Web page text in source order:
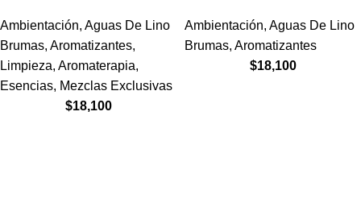
Ambientación, Aguas De Lino
Brumas, Aromatizantes,
Limpieza, Aromaterapia,
Esencias, Mezclas Exclusivas
$18,100
Ambientación, Aguas De Lino
Brumas, Aromatizantes
$18,100